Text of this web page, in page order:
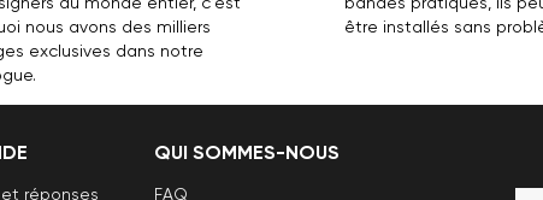
nous avons des milliers
exclusives dans notre
être installés sans
réponses
QUI SOMMES-NOUS
FAQ